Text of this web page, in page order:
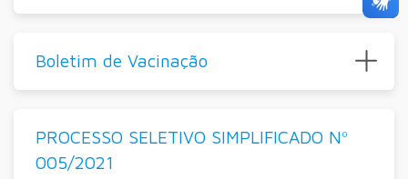
Boletim de Vacinação
PROCESSO SELETIVO SIMPLIFICADO Nº
005/2021